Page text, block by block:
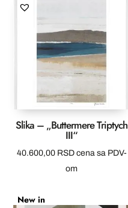
Slika – „Buttermere Triptych
III“
40.600,00 RSD cena sa PDV-
om
New in